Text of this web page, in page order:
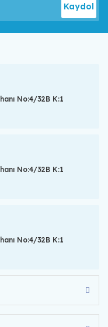
Kaydol
No:4/32B K:1
No:4/32B K:1
No:4/32B K:1